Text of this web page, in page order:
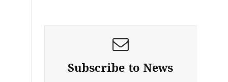
Subscribe to News